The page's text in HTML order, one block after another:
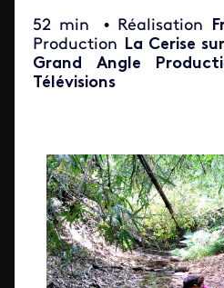
52 min • Réalisation
Production La Cerise
Grand Angle
Télévisions